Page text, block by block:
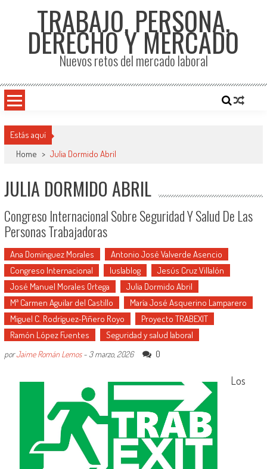
TRABAJO, PERSONA,
DERECHO Y MERCADO
Nuevos retos del mercado laboral
Estás aquí
Home > Julia Dormido Abril
JULIA DORMIDO ABRIL
Congreso Internacional Sobre Seguridad Y Salud De Las
Personas Trabajadoras
Ana Domínguez Morales
Antonio José Valverde Asencio
Congreso Internacional
Iuslablog
Jesús Cruz Villalón
José Manuel Morales Ortega
Julia Dormido Abril
Mª Carmen Aguilar del Castillo
María José Asquerino Lamparero
Miguel C. Rodríguez-Piñero Royo
Proyecto TRABEXIT
Ramón López Fuentes
Seguridad y salud laboral
porJaime Román Lemos- 3 marzo, 2026 0
Los